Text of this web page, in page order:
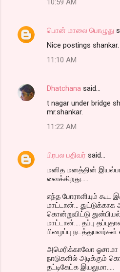
பொன் மாலை பொழுது
Nice postings shankar.
11:10 AM
Dhatchana said…
t nagar under bridge
mr.shankar.
11:22 AM
பிரபல பதிவர் said…
மனித மனத்தின்
வைக்கிறது.....
எந்த போராளியும்
மாட்டான்...
கொன்றுவிட்டு
மாட்டான்.... தப்பு
பிழைப்பு
அமெரிக்காவோ ஓசாமா
நாடுகளில் அடிக்கும்
தட்டிகேட்க இயலுமா.....